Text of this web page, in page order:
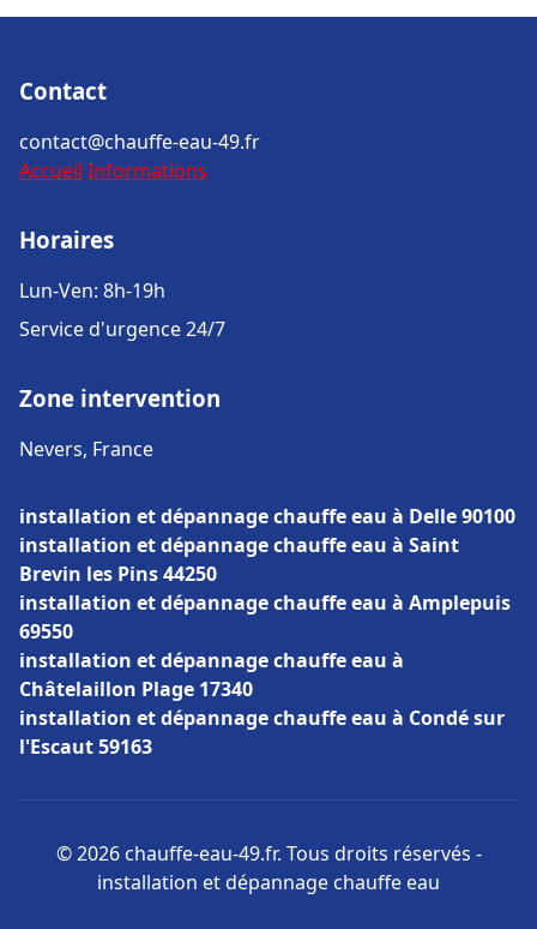
Contact
contact@chauffe-eau-49.fr
Accueil Informations
Horaires
Lun-Ven: 8h-19h
Service d'urgence 24/7
Zone intervention
Nevers, France
installation et dépannage chauffe eau à Delle 90100
installation et dépannage chauffe eau à Saint
Brevin les Pins 44250
installation et dépannage chauffe eau à Amplepuis
69550
installation et dépannage chauffe eau à
Châtelaillon Plage 17340
installation et dépannage chauffe eau à Condé sur
l'Escaut 59163
© 2026 chauffe-eau-49.fr. Tous droits réservés -
installation et dépannage chauffe eau